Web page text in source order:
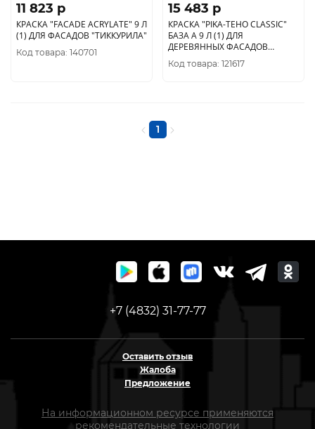
11 823 p
КРАСКА "FACADE ACRYLATE" 9 Л
(1) ДЛЯ ФАСАДОВ "ТИККУРИЛА"
Код товара: 140701
15 483 p
КРАСКА "PIKA-TEHO CLASSIC"
БАЗА А 9 Л (1) ДЛЯ
ДЕРЕВЯННЫХ ФАСАДОВ
"ТИККУРИЛА"
Код товара: 121617
1
+7 (4832) 31-77-77
Оставить отзыв
Жалоба
Предложение
На информационном ресурсе применяются
рекомендательные технологии